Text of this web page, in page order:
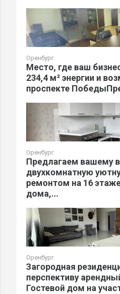
Оренбург
Место, где ваш
234,4 м² энергии и
проспекте
Оренбург
Предлагаем вашему
двухкомнатную
ремонтом на 16
дома,...
Оренбург
Загородная
перспективу
Гостевой дом на